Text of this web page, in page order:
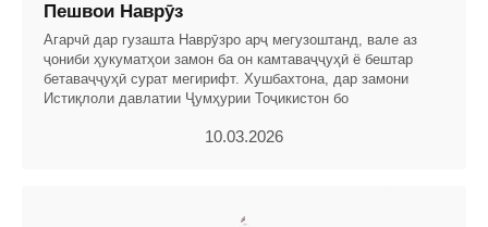
Пешвои Наврӯз
Агарчӣ дар гузашта Наврӯзро арҷ мегузоштанд, вале аз
ҷониби ҳукуматҳои замон ба он камтаваҷҷуҳӣ ё бештар
бетаваҷҷуҳӣ сурат мегирифт. Хушбахтона, дар замони
Истиқлоли давлатии Ҷумҳурии Тоҷикистон бо
10.03.2026